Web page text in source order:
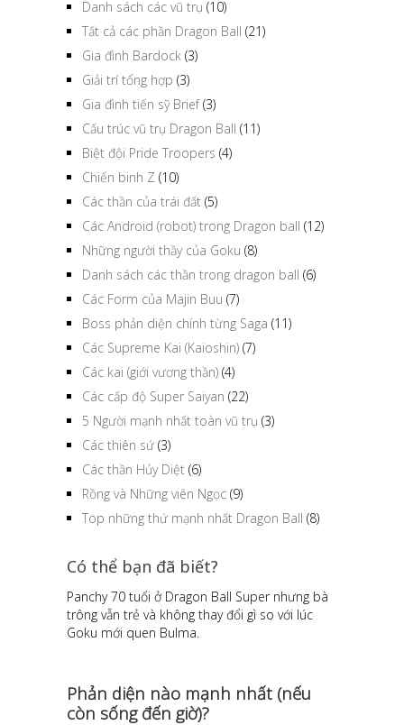
Danh sách các vũ trụ (10)
Tất cả các phần Dragon Ball (21)
Gia đình Bardock (3)
Giải trí tổng hợp (3)
Gia đình tiến sỹ Brief(3)
Cấu trúc vũ trụ Dragon Ball (11)
Biệt đội Pride Troopers (4)
Chiến binh Z (10)
Các thần của trái đất (5)
Các Android (robot) trong Dragon ball (12)
Những người thầy của Goku (8)
Danh sách các thần trong dragon ball (6)
Các Form của Majin Buu (7)
Boss phản diện chính từng Saga (11)
Các Supreme Kai (Kaioshin) (7)
Các kai (giới vương thần) (4)
Các cấp độ Super Saiyan (22)
5 Người mạnh nhất toàn vũ trụ (3)
Các thiên sứ (3)
Các thần Hủy Diệt (6)
Rồng và Những viên Ngọc (9)
Top những thứ mạnh nhất Dragon Ball (8)
Có thể bạn đã biết?
Panchy 70 tuổi ở Dragon Ball Super nhưng bà
trông vẫn trẻ và không thay đổi gì so với lúc
Goku mới quen Bulma.
Phản diện nào mạnh nhất (nếu
còn sống đến giờ)?